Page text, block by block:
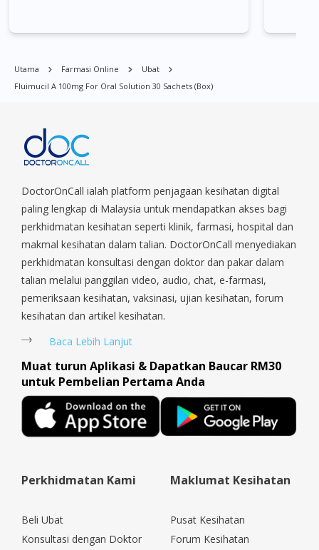
Clementi, Chinatown, Commonwealt, City Hall, Clarke Quay,
Changi Airport, Changi Village, Clementi Park, Dairy Farm,
Kallang/ Whampoa, Lim Chu Kang, Marine Parade, Marina,
Macpherson, Mandai, Newton, Novena, Orchard, Pasir Ris,
Rochor, River Valley, Sembawang, Sengkang, Serangoon,
Serangoon Rd, Seletar, Tampines, Toa Payoh, Tanjong Pagar,
Telok Blangah, Tanglin, Thomson, Tuas, Tengah, Upper East
Coast, Upper Bukit Timah, Upper Thomson, Woodlands, West
Coast, Yishun, Yio Chu Kang.
Utama Farmasi Online
Ubat
Fluimucil A 100mg For Oral Solution 30 Sachets (Box)
DoctorOnCall ialah platform penjagaan kesihatan digital
paling lengkap di Malaysia untuk mendapatkan akses bagi
perkhidmatan kesihatan seperti klinik, farmasi, hospital dan
makmal kesihatan dalam talian. DoctorOnCall menyediakan
perkhidmatan konsultasi dengan doktor dan pakar dalam
talian melalui panggilan video, audio, chat, e-farmasi,
pemeriksaan kesihatan, vaksinasi, ujian kesihatan, forum
kesihatan dan artikel kesihatan.
Baca Lebih Lanjut
Muat turun Aplikasi & Dapatkan Baucar RM30
untuk Pembelian Pertama Anda
Perkhidmatan Kami
Beli Ubat
Konsultasi dengan Doktor
Maklumat Kesihatan
Pusat Kesihatan
Forum Kesihatan